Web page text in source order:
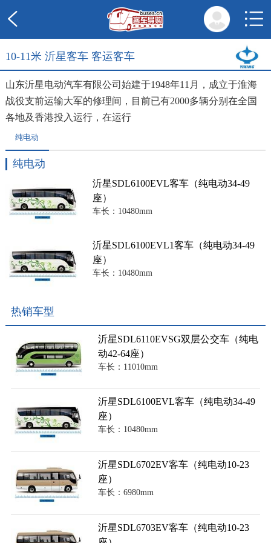
10-11米 沂星客车 客运客车
山东沂星电动汽车有限公司始建于1948年11月，成立于淮海
战役支前运输大军的修理间，目前已有2000多辆分别在全国
各地及香港投入运行，在运行
纯电动
纯电动
沂星SDL6100EVL客车（纯电动34-49
座）
车长：10480mm
沂星SDL6100EVL1客车（纯电动34-49
座）
车长：10480mm
热销车型
沂星SDL6110EVSG双层公交车（纯电
动42-64座）
车长：11010mm
沂星SDL6100EVL客车（纯电动34-49
座）
车长：10480mm
沂星SDL6702EV客车（纯电动10-23
座）
车长：6980mm
沂星SDL6703EV客车（纯电动10-23